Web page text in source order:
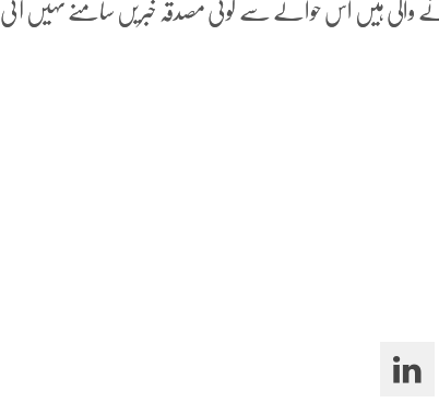
ہیں اس حوالے سے کوئی مصدقہ خبریں سامنے نہیں آئی